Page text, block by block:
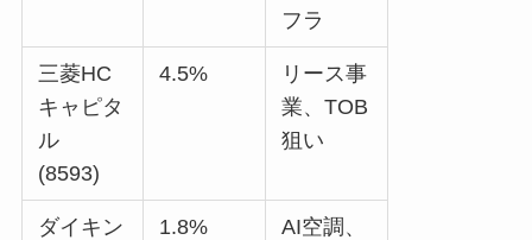
フラ
三菱HC
キャピタ
ル
(8593)
4.5%
リース事
業、TOB
狙い
ダイキン
1.8%
AI空調、